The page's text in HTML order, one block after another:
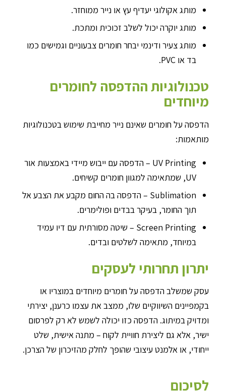
מותג אקולוגי יעדיף עץ או נייר ממוחזר.
מותג יוקרה יכול לשלב זכוכית ומתכת.
מותג צעיר ודינמי יבחר חומרים צבעוניים וגמישים כמו
בד או PVC.
טכנולוגיות ההדפסה לחומרים
מיוחדים
הדפסה על חומרים שאינם נייר מחייבת שימוש בטכנולוגיות
מותאמות:
UV Printing – הדפסה עם ייבוש מיידי באמצעות אור
UV, שמתאימה למגוון חומרים קשיחים.
Sublimation – הדפסה בה החום מקבע את הצבע אל
תוך החומר, בעיקר בבדים ופולימרים.
Screen Printing – שיטה מסורתית עם דיו עמיד
במיוחד, מתאימה לשלטים ובדים.
יתרון תחרותי לעסקים
עסק שמשלב הדפסה על חומרים מיוחדים במוצריו או
בקמפיינים השיווקיים שלו, ממצב את עצמו כרענן, יצירתי
ומדויק במיתוג. הדפסה כזו יכולה לשמש לא רק לפרסום
ישיר, אלא גם ליצירת חוויית לקוח – מתנה אישית, שלט
ייחודי, או אלמנט עיצובי שהופך לחלק מהזיכרון של הצרכן.
לסיכום